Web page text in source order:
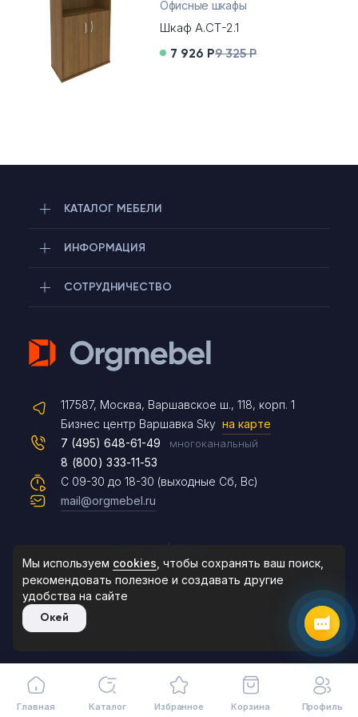
Офисные шкафы
Шкаф А.СТ-2.1
7 926 Р9 325 Р
Главная Каталог Избранное Корзина Профиль
КАТАЛОГ МЕБЕЛИ
ИНФОРМАЦИЯ
СОТРУДНИЧЕСТВО
117587, Москва, Варшавское ш., 118, корп. 1
Бизнес центр Варшавка Sky на карте
С 09-30 до 18-30 (выходные Сб, Вс)
7 (495) 648-61-49 многоканальный
8 (800) 333-11-53
mail@orgmebel.ru
Все права защищены.
Telegram
Max
Чат на сайте
8 (495) 183-47-87
По будням с 09:30 до 18:30
Мы используем cookies , чтобы сохранять ваш поиск,
рекомендовать полезное и создавать другие
удобства на сайте
Окей